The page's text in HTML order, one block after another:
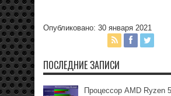
Опубликовано: 30 января 2021
ПОСЛЕДНИЕ ЗАПИСИ
Процессор AMD Ryzen